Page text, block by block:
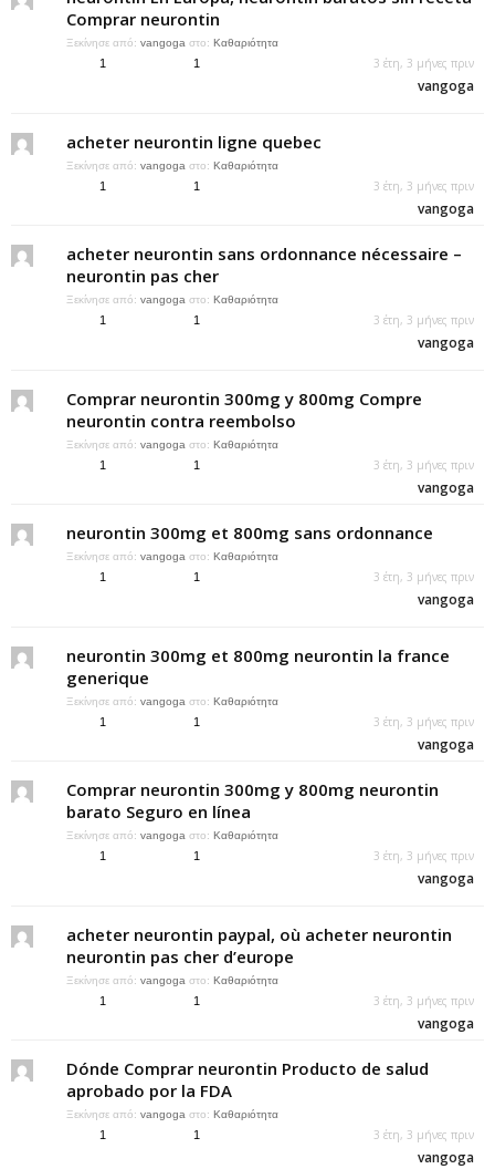
Comprar neurontin
Ξεκίνησε από: vangoga στο: Καθαριότητα
1 1 3 έτη, 3 μήνες πριν
vangoga
acheter neurontin ligne quebec
Ξεκίνησε από: vangoga στο: Καθαριότητα
1 1 3 έτη, 3 μήνες πριν
vangoga
acheter neurontin sans ordonnance nécessaire –
neurontin pas cher
Ξεκίνησε από: vangoga στο: Καθαριότητα
1 1 3 έτη, 3 μήνες πριν
vangoga
Comprar neurontin 300mg y 800mg Compre
neurontin contra reembolso
Ξεκίνησε από: vangoga στο: Καθαριότητα
1 1 3 έτη, 3 μήνες πριν
vangoga
neurontin 300mg et 800mg sans ordonnance
Ξεκίνησε από: vangoga στο: Καθαριότητα
1 1 3 έτη, 3 μήνες πριν
vangoga
neurontin 300mg et 800mg neurontin la france
generique
Ξεκίνησε από: vangoga στο: Καθαριότητα
1 1 3 έτη, 3 μήνες πριν
vangoga
Comprar neurontin 300mg y 800mg neurontin
barato Seguro en línea
Ξεκίνησε από: vangoga στο: Καθαριότητα
1 1 3 έτη, 3 μήνες πριν
vangoga
acheter neurontin paypal, où acheter neurontin
neurontin pas cher d’europe
Ξεκίνησε από: vangoga στο: Καθαριότητα
1 1 3 έτη, 3 μήνες πριν
vangoga
Dónde Comprar neurontin Producto de salud
aprobado por la FDA
Ξεκίνησε από: vangoga στο: Καθαριότητα
1 1 3 έτη, 3 μήνες πριν
vangoga